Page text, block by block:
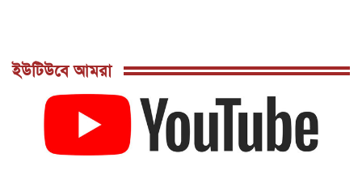
ঢাকা ১৭ আসনে নির্বাচন প্রার্থীতা প্রত্যাশী বিএনপি'র
ত্যাগী যুব নেতা মাহমুদুল আলম সোহাগ।
ইউটিউবে আমরা